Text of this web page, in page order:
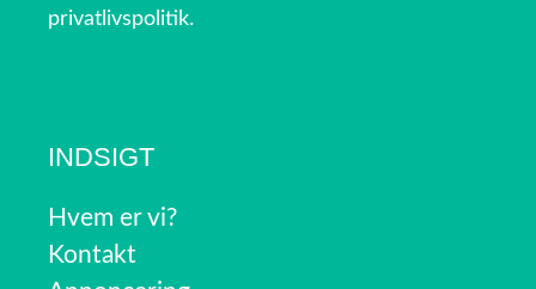
privatlivspolitik.
INDSIGT
Hvem er vi?
Kontakt